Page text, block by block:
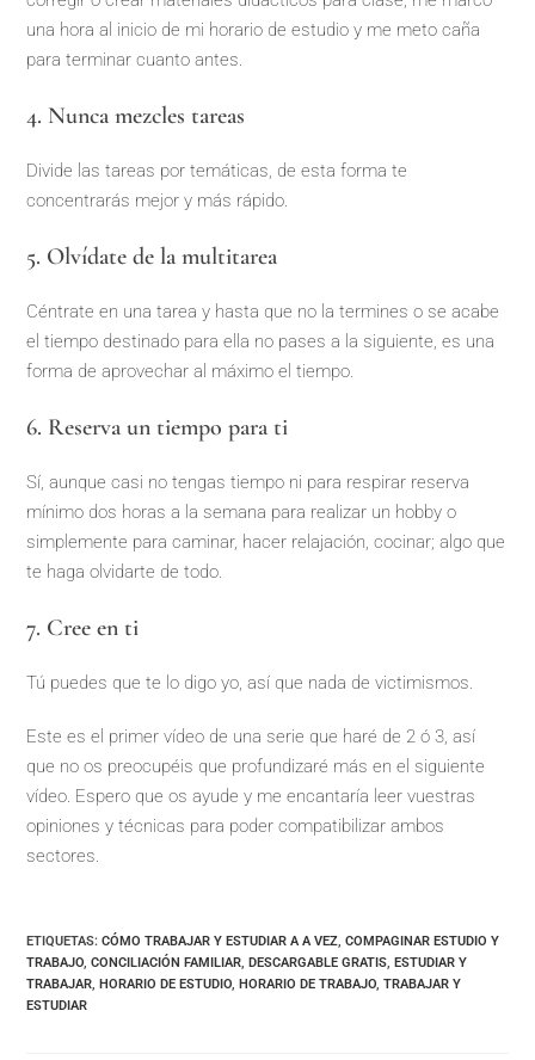
una hora al inicio de mi horario de estudio y me meto caña
para terminar cuanto antes.
4. Nunca mezcles tareas
Divide las tareas por temáticas, de esta forma te
concentrarás mejor y más rápido.
5. Olvídate de la multitarea
Céntrate en una tarea y hasta que no la termines o se acabe
el tiempo destinado para ella no pases a la siguiente, es una
forma de aprovechar al máximo el tiempo.
6. Reserva un tiempo para ti
Sí, aunque casi no tengas tiempo ni para respirar reserva
mínimo dos horas a la semana para realizar un hobby o
simplemente para caminar, hacer relajación, cocinar; algo que
te haga olvidarte de todo.
7. Cree en ti
Tú puedes que te lo digo yo, así que nada de victimismos.
Este es el primer vídeo de una serie que haré de 2 ó 3, así
que no os preocupéis que profundizaré más en el siguiente
vídeo. Espero que os ayude y me encantaría leer vuestras
opiniones y técnicas para poder compatibilizar ambos
sectores.
ETIQUETAS:CÓMO TRABAJAR Y ESTUDIAR A A VEZ, COMPAGINAR ESTUDIO Y
TRABAJO, CONCILIACIÓN FAMILIAR, DESCARGABLE GRATIS, ESTUDIAR Y
TRABAJAR, HORARIO DE ESTUDIO, HORARIO DE TRABAJO, TRABAJAR Y
ESTUDIAR